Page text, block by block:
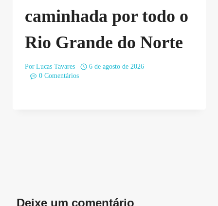
caminhada por todo o
Rio Grande do Norte
Por Lucas Tavares
6 de agosto de 2026
0 Comentários
Deixe um comentário